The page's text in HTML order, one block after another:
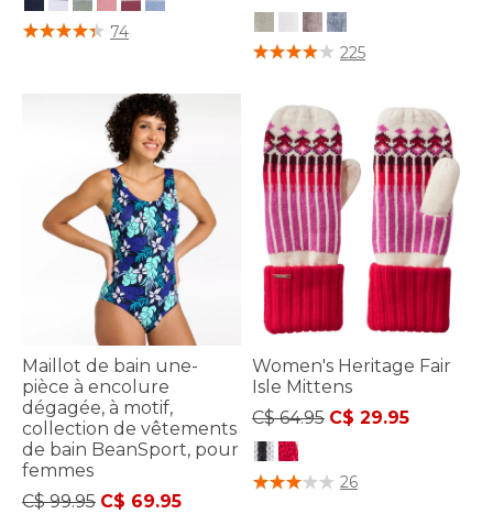
5 sur 5 Évaluation des clients
74
4,5 sur 5 Évaluation des clients
225
Maillot de bain une-
pièce à encolure
dégagée, à motif,
collection de vêtements
de bain BeanSport, pour
femmes
Price reduced from
C$ 99.95to
C$ 69.95
Women's Heritage Fair
Isle Mittens
Price reduced from
C$ 64.95to
C$ 29.95
5 sur 5 Évaluation des clients
26